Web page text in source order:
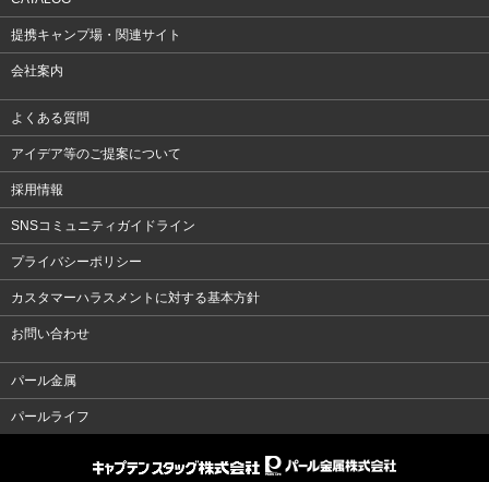
提携キャンプ場・関連サイト
会社案内
よくある質問
アイデア等のご提案について
採用情報
SNSコミュニティガイドライン
プライバシーポリシー
カスタマーハラスメントに対する基本方針
お問い合わせ
パール金属
パールライフ